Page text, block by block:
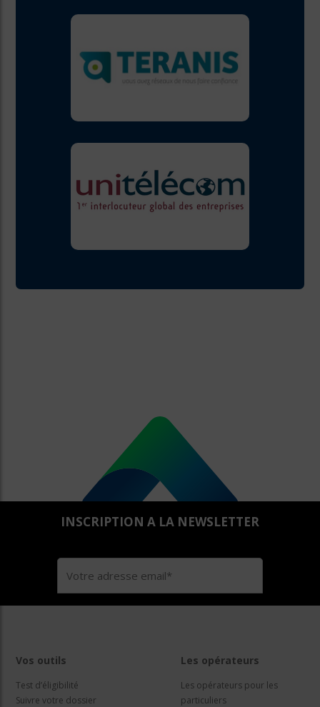
INSCRIPTION A LA NEWSLETTER
Vos outils
Test d’éligibilité
Suivre votre dossier
Les opérateurs
Les opérateurs pour les
particuliers